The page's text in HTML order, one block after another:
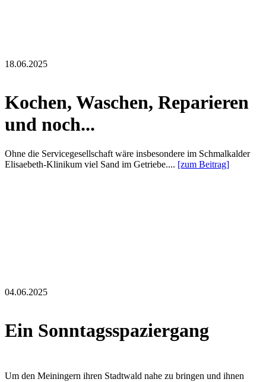
18.06.2025
Kochen, Waschen, Reparieren
und noch...
Ohne die Servicegesellschaft wäre insbesondere im Schmalkalder
Elisaebeth-Klinikum viel Sand im Getriebe.... [zum Beitrag]
04.06.2025
Ein Sonntagsspaziergang
Um den Meiningern ihren Stadtwald nahe zu bringen und ihnen